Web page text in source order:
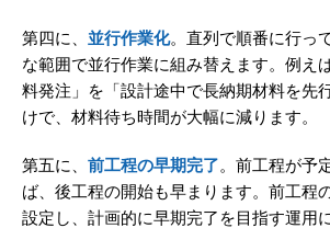
第四に、 並行作業化。直列で順番に行っ
な範囲で並行作業に組み替えます。例え
料発注」を「設計途中で長納期材料を先
けで、材料待ち時間が大幅に減ります。
第五に、 前工程の早期完了。前工程が予
ば、後工程の開始も早まります。前工程
設定し、計画的に早期完了を目指す運用